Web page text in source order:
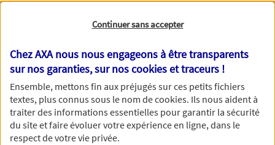
Continuer sans accepter
Chez AXA nous nous engageons à être transparents
sur nos garanties, sur noscookies et traceurs !
Ensemble, mettons fin aux préjugés sur ces petits fichiers
textes, plus connus sous le nom decookies. Ils nous aident à
traiter des informations essentielles pour garantir la sécurité
du site et faire évoluer votre expérience en ligne, dans le
respect de votre vie privée.